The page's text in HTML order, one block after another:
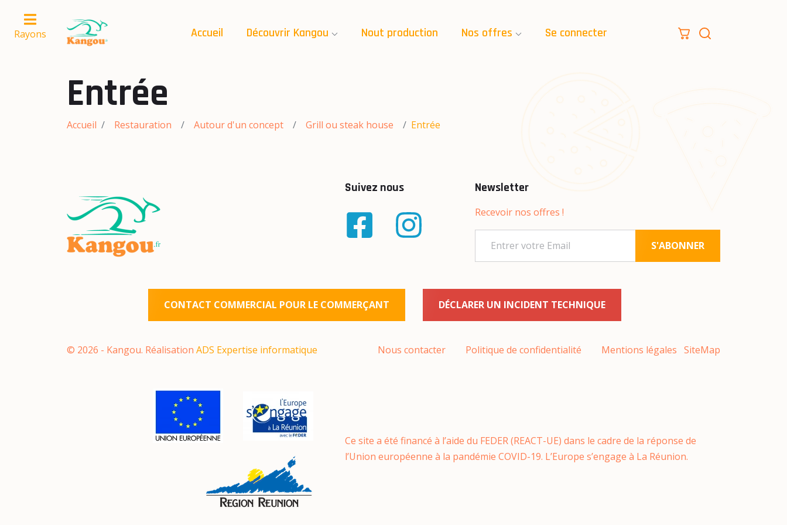
Rayons Accueil Découvrir Kangou Nout production Nos offres Se connecter
Entrée
Accueil Restauration Autour d'un concept Grill ou steak house Entrée
Suivez nous Newsletter
Recevoir nos offres !
S'ABONNER
CONTACT COMMERCIAL POUR LE COMMERÇANT DÉCLARER UN INCIDENT TECHNIQUE
Nous contacter Politique de confidentialité Mentions légales SiteMap
© 2026 - Kangou. Réalisation ADS Expertise informatique
Ce site a été financé à l’aide du FEDER (REACT-UE) dans le cadre de la réponse de
l’Union européenne à la pandémie COVID-19. L’Europe s’engage à La Réunion.